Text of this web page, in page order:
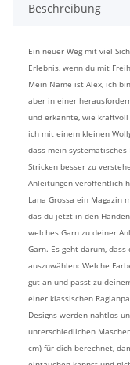
Beschreibung
Ein neuer Weg mit viel
Erlebnis, wenn du mit
Mein Name ist Alex, ich
aber in einer
und erkannte, wie
ich mit einem kleinen
dass mein systematisches
Stricken besser zu
Anleitungen veröffentlich
Lana Grossa ein Magazin
das du jetzt in den
welches Garn zu deiner
Garn. Es geht darum,
auszuwählen: Welche
gut an und passt zu
einer klassischen
Designs werden nahtlos
unterschiedlichen
cm) für dich berechnet,